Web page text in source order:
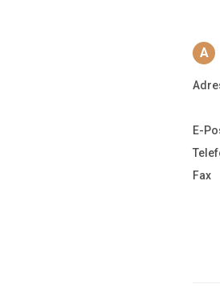
A
E-
Fax